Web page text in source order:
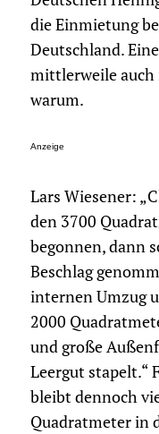
die Einmietung
Deutschland.
mittlerweile auch
warum.
Anzeige
Lars Wiesener:
den 3700
begonnen, dann
Beschlag
internen Umzug
2000
und große
Leergut stapelt.“
bleibt dennoch
Quadratmeter in